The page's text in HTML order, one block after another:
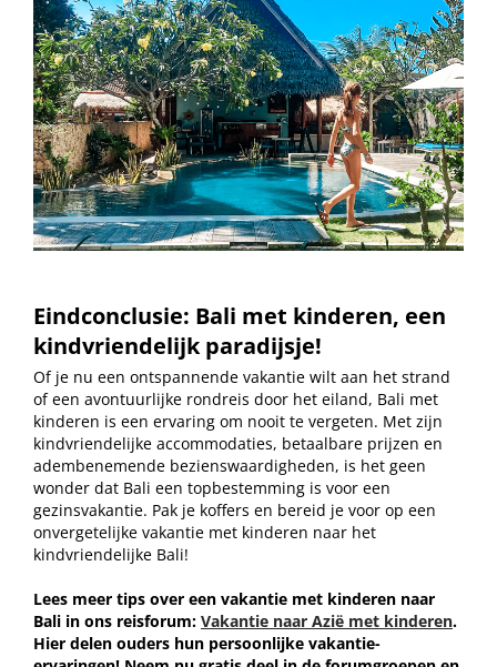
Eindconclusie: Bali met kinderen, een
kindvriendelijk paradijsje!
Of je nu een ontspannende vakantie wilt aan het strand
of een avontuurlijke rondreis door het eiland, Bali met
kinderen is een ervaring om nooit te vergeten. Met zijn
kindvriendelijke accommodaties, betaalbare prijzen en
adembenemende bezienswaardigheden, is het geen
wonder dat Bali een topbestemming is voor een
gezinsvakantie. Pak je koffers en bereid je voor op een
onvergetelijke vakantie met kinderen naar het
kindvriendelijke Bali!
Lees meer tips over een vakantie met kinderen naar
Bali in ons reisforum: Vakantie naar Azië met kinderen.
Hier delen ouders hun persoonlijke vakantie-